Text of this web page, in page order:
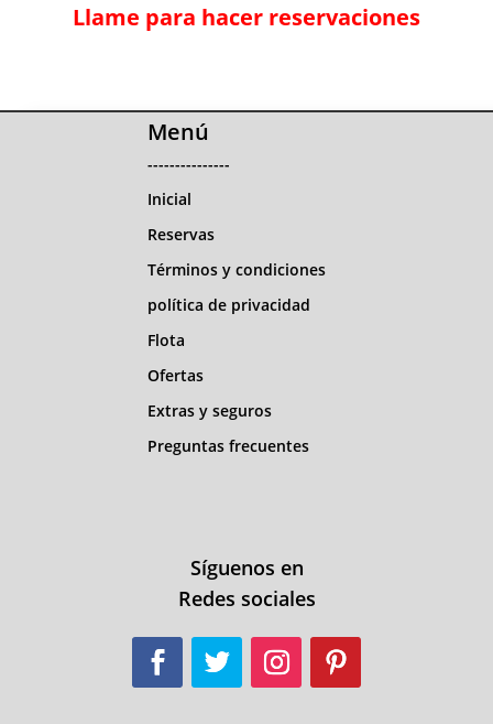
Llame para hacer reservaciones
Menú
---------------
Inicial
Reservas
Términos y condiciones
política de privacidad
Flota
Ofertas
Extras y seguros
Preguntas frecuentes
Síguenos en
Redes sociales